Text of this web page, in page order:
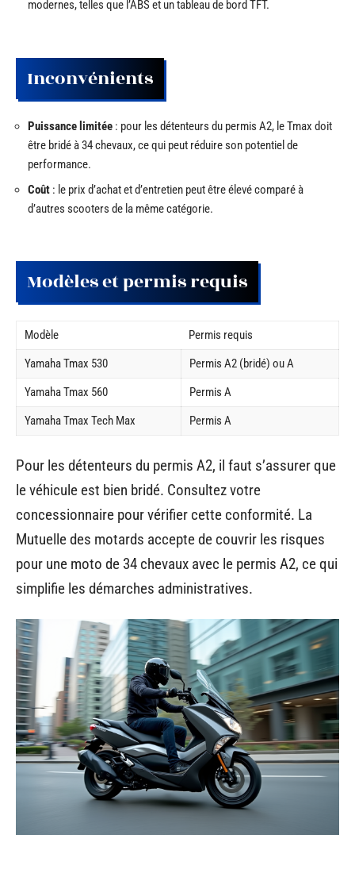
modernes, telles que l’ABS et un tableau de bord TFT.
Inconvénients
Puissance limitée : pour les détenteurs du permis A2, le Tmax doit
être bridé à 34 chevaux, ce qui peut réduire son potentiel de
performance.
Coût : le prix d’achat et d’entretien peut être élevé comparé à
d’autres scooters de la même catégorie.
Modèles et permis requis
Modèle
Permis requis
Yamaha Tmax 530
Permis A2 (bridé) ou A
Yamaha Tmax 560
Permis A
Yamaha Tmax Tech Max
Permis A
Pour les détenteurs du permis A2, il faut s’assurer que
le véhicule est bien bridé. Consultez votre
concessionnaire pour vérifier cette conformité. La
Mutuelle des motards accepte de couvrir les risques
pour une moto de 34 chevaux avec le permis A2, ce qui
simplifie les démarches administratives.